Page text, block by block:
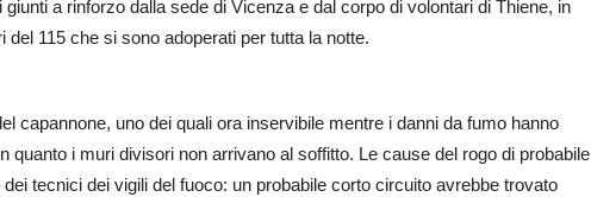
a rinforzo dalla sede di Vicenza e dal corpo di volontari di Thiene, in
del 115 che si sono adoperati per tutta la notte.
capannone, uno dei quali ora inservibile mentre i danni da fumo hanno
quanto i muri divisori non arrivano al soffitto. Le cause del rogo di probabile
tecnici dei vigili del fuoco: un probabile corto circuito avrebbe trovato